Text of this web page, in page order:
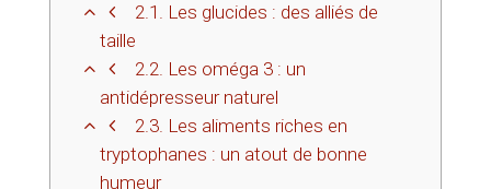
2.1. Les glucides : des alliés de
taille
2.2. Les oméga 3 : un
antidépresseur naturel
2.3. Les aliments riches en
tryptophanes : un atout de bonne
humeur